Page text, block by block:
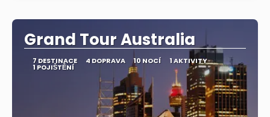
Grand Tour Australia
7 DESTINACE 4 DOPRAVA 10 NOCÍ 1 AKTIVITY
1 POJIŠTĚNÍ